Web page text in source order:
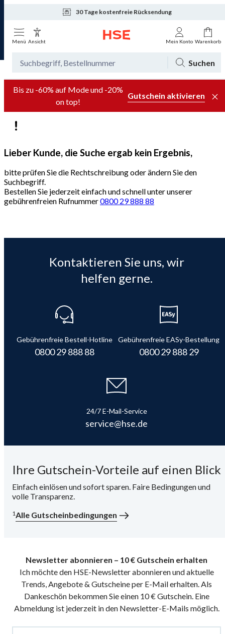
30 Tage kostenfreie Rücksendung
Tagesaktuelle Angebote
Menü Ansicht Mein Konto Warenkorb
Suchen
Bis zu -60% auf Mode und -20%
on top!
Gutschein aktivieren
Lieber Kunde, die Suche ergab kein Ergebnis,
bitte prüfen Sie die Rechtschreibung oder ändern Sie den
Suchbegriff.
Bestellen Sie jederzeit einfach und schnell unter unserer
gebührenfreien Rufnummer0800 29 888 88
Kontaktieren Sie uns, wir
helfen gerne.
Gebührenfreie Bestell-Hotline
0800 29 888 88
Gebührenfreie EASy-Bestellung
0800 29 888 29
24/7 E-Mail-Service
service@hse.de
Ihre Gutschein-Vorteile auf einen Blick
Einfach einlösen und sofort sparen. Faire Bedingungen und
volle Transparenz.
1Alle Gutscheinbedingungen
Newsletter abonnieren – 10 € Gutschein erhalten
Ich möchte den HSE-Newsletter abonnieren und aktuelle
Trends, Angebote & Gutscheine per E-Mail erhalten. Als
Dankeschön bekommen Sie einen 10 € Gutschein. Eine
Abmeldung ist jederzeit in den Newsletter-E-Mails möglich.